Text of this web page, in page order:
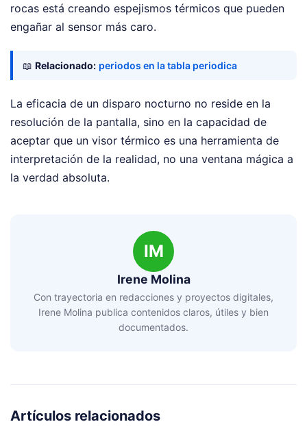
rocas está creando espejismos térmicos que pueden
engañar al sensor más caro.
📖 Relacionado: periodos en la tabla periodica
La eficacia de un disparo nocturno no reside en la
resolución de la pantalla, sino en la capacidad de
aceptar que un visor térmico es una herramienta de
interpretación de la realidad, no una ventana mágica a
la verdad absoluta.
IM
Irene Molina
Con trayectoria en redacciones y proyectos digitales,
Irene Molina publica contenidos claros, útiles y bien
documentados.
Artículos relacionados